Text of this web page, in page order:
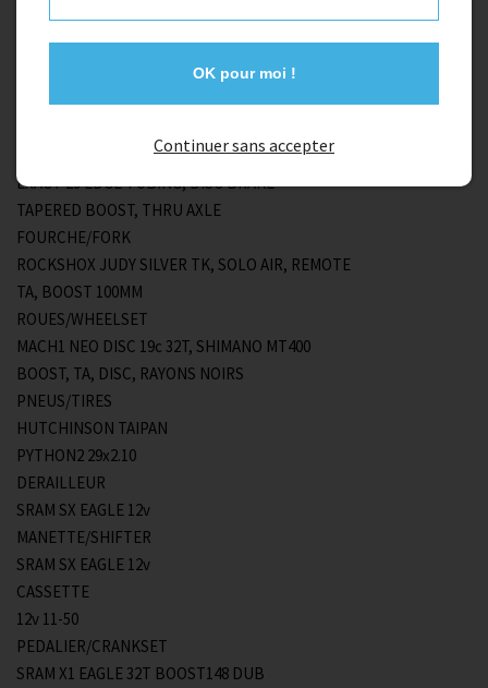
Ajouter au panier
Description
EXACT 29 EDGE TUBING, DISC BRAKE
TAPERED BOOST, THRU AXLE
FOURCHE/FORK
ROCKSHOX JUDY SILVER TK, SOLO AIR, REMOTE
TA, BOOST 100MM
ROUES/WHEELSET
MACH1 NEO DISC 19c 32T, SHIMANO MT400
BOOST, TA, DISC, RAYONS NOIRS
PNEUS/TIRES
HUTCHINSON TAIPAN
PYTHON2 29x2.10
DERAILLEUR
SRAM SX EAGLE 12v
MANETTE/SHIFTER
SRAM SX EAGLE 12v
CASSETTE
12v 11-50
PEDALIER/CRANKSET
SRAM X1 EAGLE 32T BOOST148 DUB
OK pour moi !
Continuer sans accepter